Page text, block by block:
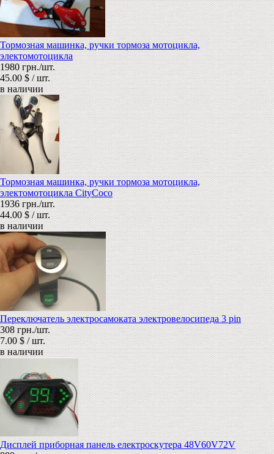
Тормозная машинка, ручки тормоза мотоцикла,
электомотоцикла
1980 грн./шт.
45.00 $ / шт.
в наличии
Тормозная машинка, ручки тормоза мотоцикла,
электомотоцикла CityCoco
1936 грн./шт.
44.00 $ / шт.
в наличии
Переключатель электросамоката электровелосипеда 3 pin
308 грн./шт.
7.00 $ / шт.
в наличии
Дисплей приборная панель електроскутера 48V60V72V